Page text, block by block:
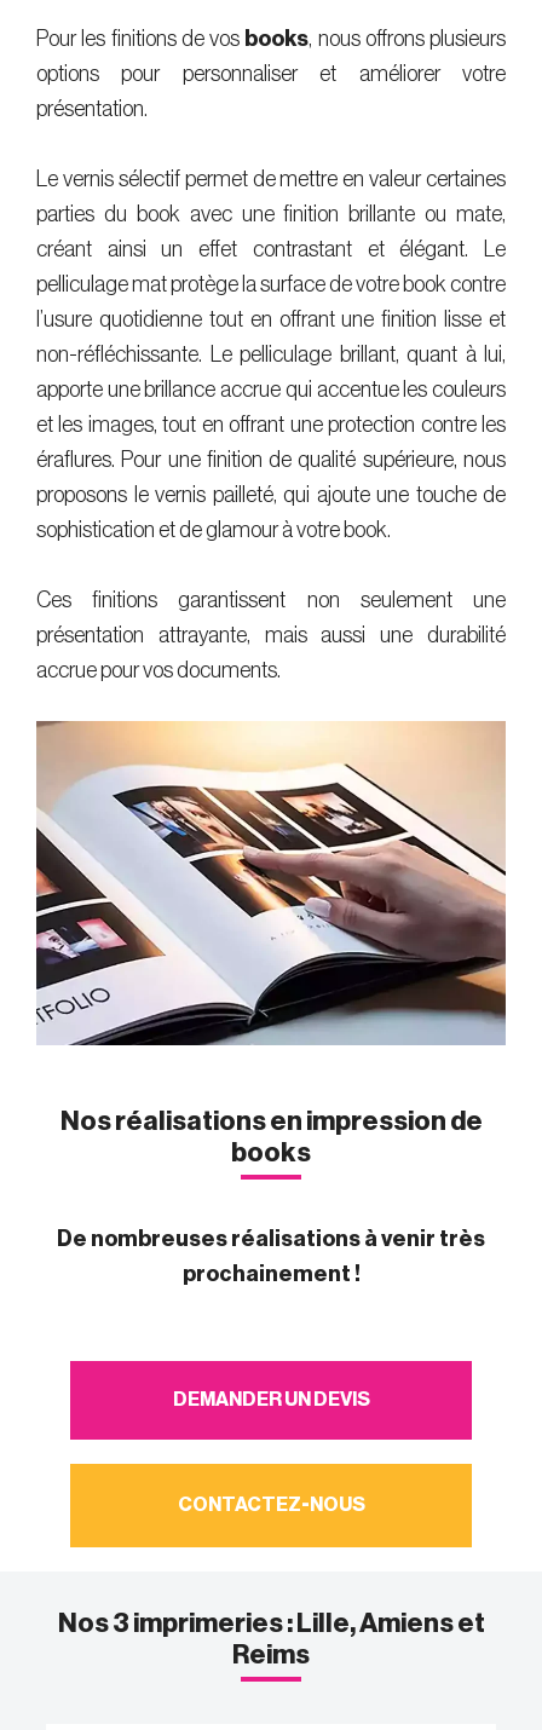
Pour les finitions de vos books, nous offrons plusieurs
options pour personnaliser et améliorer votre
présentation.
Le vernis sélectif permet de mettre en valeur certaines
parties du book avec une finition brillante ou mate,
créant ainsi un effet contrastant et élégant. Le
pelliculage mat protège la surface de votre book contre
l’usure quotidienne tout en offrant une finition lisse et
non-réfléchissante. Le pelliculage brillant, quant à lui,
apporte une brillance accrue qui accentue les couleurs
et les images, tout en offrant une protection contre les
éraflures. Pour une finition de qualité supérieure, nous
proposons le vernis pailleté, qui ajoute une touche de
sophistication et de glamour à votre book.
Ces finitions garantissent non seulement une
présentation attrayante, mais aussi une durabilité
accrue pour vos documents.
Nos réalisations en impression de
books
De nombreuses réalisations à venir très
prochainement !
DEMANDER UN DEVIS
CONTACTEZ-NOUS
Nos 3 imprimeries : Lille, Amiens et
Reims